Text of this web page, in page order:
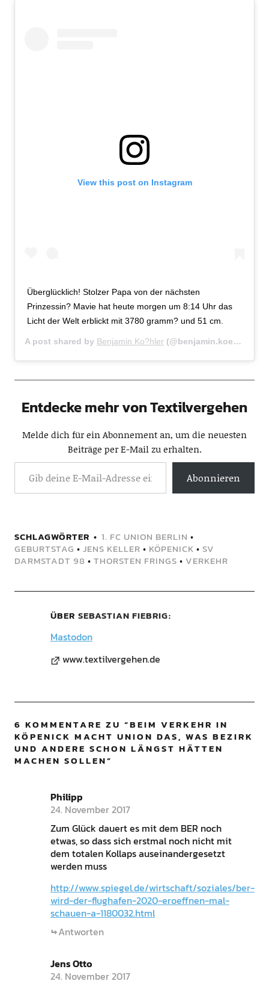
View this post on Instagram
Überglücklich! Stolzer Papa von der nächsten
Prinzessin? Mavie hat heute morgen um 8:14 Uhr das
Licht der Welt erblickt mit 3780 gramm? und 51 cm.
A post shared by Benjamin Ko?hler (@benjamin.koehler7) on
Entdecke mehr von Textilvergehen
Melde dich für ein Abonnement an, um die neuesten
Beiträge per E-Mail zu erhalten.
Abonnieren
SCHLAGWÖRTER 1. FC UNION BERLIN •
GEBURTSTAG • JENS KELLER • KÖPENICK • SV
DARMSTADT 98 • THORSTEN FRINGS • VERKEHR
ÜBER SEBASTIAN FIEBRIG
Mastodon
www.textilvergehen.de
6 KOMMENTARE ZU “BEIM VERKEHR IN
KÖPENICK MACHT UNION DAS, WAS BEZIRK
UND ANDERE SCHON LÄNGST HÄTTEN
MACHEN SOLLEN”
Philipp
24. November 2017
Zum Glück dauert es mit dem BER noch
etwas, so dass sich erstmal noch nicht mit
dem totalen Kollaps auseinandergesetzt
werden muss
http://www.spiegel.de/wirtschaft/soziales/ber-
wird-der-flughafen-2020-eroeffnen-mal-
schauen-a-1180032.html
Antworten
Jens Otto
24. November 2017